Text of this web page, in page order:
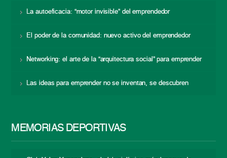
La autoeficacia: “motor invisible” del emprendedor
El poder de la comunidad: nuevo activo del emprendedor
Networking: el arte de la “arquitectura social” para emprender
Las ideas para emprender no se inventan, se descubren
MEMORIAS DEPORTIVAS